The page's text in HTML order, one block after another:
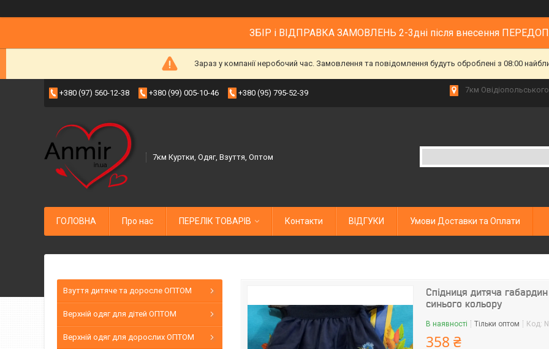
ЗБІР і ВІДПРАВКА ЗАМОВЛЕНЬ 2-3дні після внесення
Зараз у компанії неробочий час. Замовлення та повідомлення будуть оброблені з 08:00
+380 (97) 560-12-38 +380 (99) 005-10-46 +380 (95) 795-52-39 7км
7км Куртки, Одяг, Взуття, Оптом
ГОЛОВНА Про нас ПЕРЕЛІК ТОВАРІВ Контакти ВІДГУКИ Умови Доставки та Оплати
Спідниця дитяча
синього кольору
В наявності Тільки оптом Код:
358 ₴
Взуття дитяче та доросле ОПТОМ
Верхній одяг для дітей ОПТОМ
Верхній одяг для дорослих ОПТОМ